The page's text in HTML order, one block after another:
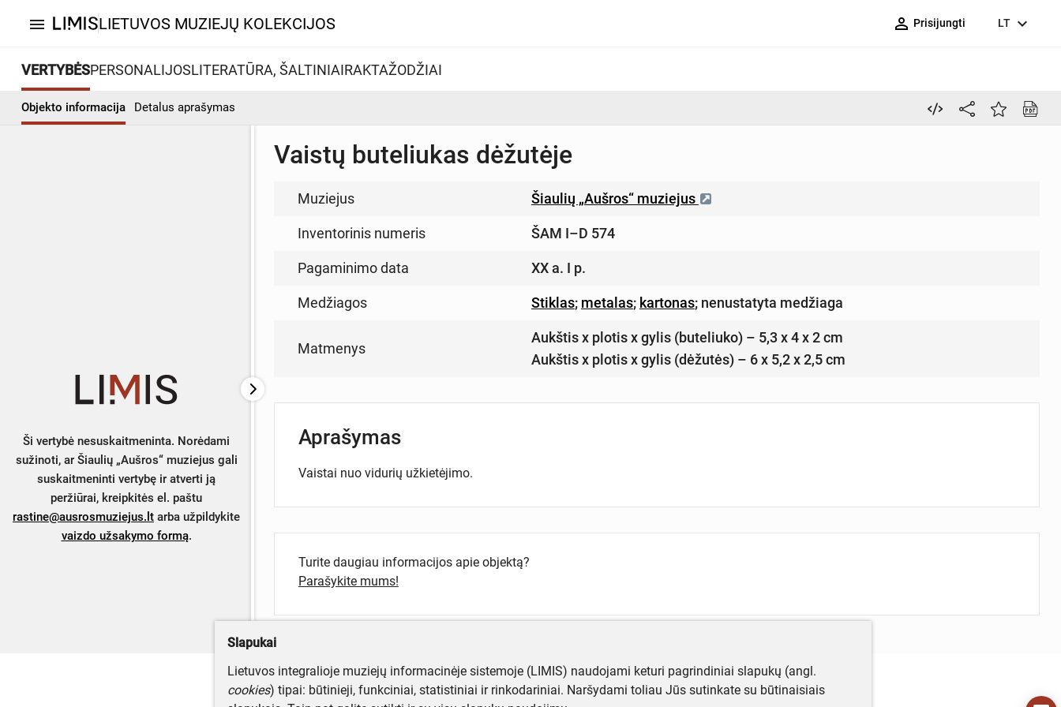
menu LIETUVOS MUZIEJŲ KOLEKCIJOS person_outline Prisijungti LT expand_more
VERTYBĖSPERSONALIJOSLITERATŪRA, ŠALTINIAIRAKTAŽODŽIAI
Objekto informacija Detalus aprašymas
Ši vertybė nesuskaitmeninta. Norėdami
sužinoti, ar Šiaulių „Aušros“ muziejus gali
suskaitmeninti vertybę ir atverti ją
peržiūrai, kreipkitės el. paštu
rastine@ausrosmuziejus.lt arba užpildykite
vaizdo užsakymo formą.
Vaistų buteliukas dėžutėje
Muziejus Šiaulių „Aušros“ muziejus
Inventorinis numeris ŠAM I–D 574
Pagaminimo data XX a. I p.
Medžiagos Stiklas; metalas; kartonas; nenustatyta medžiaga
Matmenys
Aukštis x plotis x gylis (buteliuko) – 5,3 x 4 x 2 cm
Aukštis x plotis x gylis (dėžutės) – 6 x 5,2 x 2,5 cm
Aprašymas
Vaistai nuo vidurių užkietėjimo.
Turite daugiau informacijos apie objektą?
Parašykite mums!
Slapukai
Lietuvos integralioje muziejų informacinėje sistemoje (LIMIS) naudojami keturi pagrindiniai slapukų (angl.
cookies) tipai: būtinieji, funkciniai, statistiniai ir rinkodariniai. Naršydami toliau Jūs sutinkate su būtinaisiais